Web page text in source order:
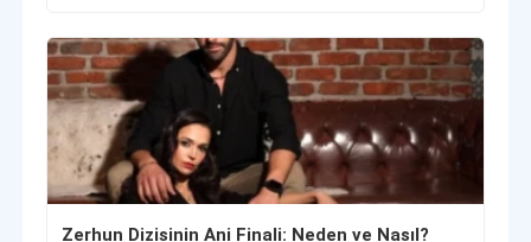
Zerhun Dizisinin Ani Finali: Neden ve Nasıl?